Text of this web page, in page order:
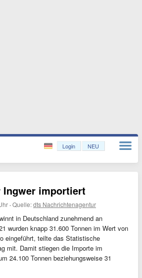
Login NEU
Ingwer importiert
·Quelle:dts Nachrichtenagentur
in Deutschland zunehmend an
wurden knapp 31.600 Tonnen im Wert von
eingeführt, teilte das Statistische
mit. Damit stiegen die Importe im
24.100 Tonnen beziehungsweise 31